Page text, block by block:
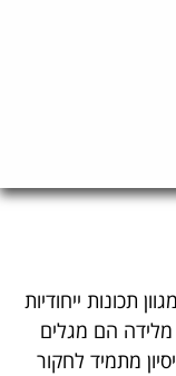
תכונות ייחודיות
הם מגלים
מתמיד לחקור